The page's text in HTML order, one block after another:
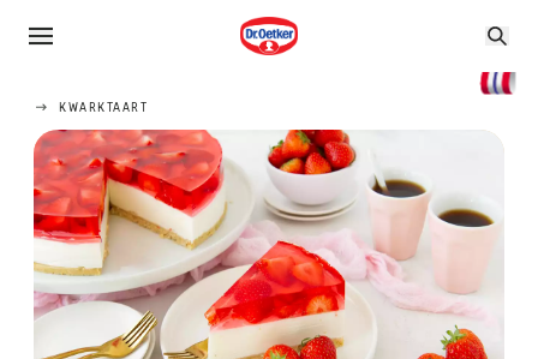
KWARKTAART